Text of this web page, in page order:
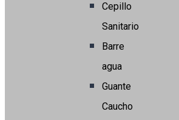
Cepillo
Sanitario
Barre
agua
Guante
Caucho